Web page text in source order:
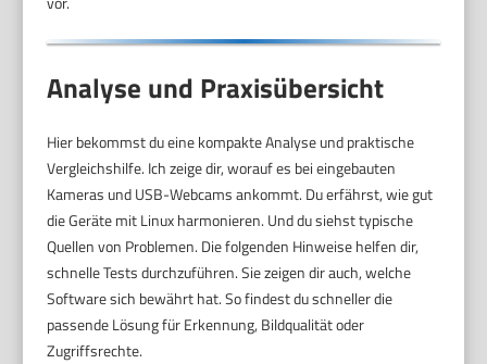
Analyse und Praxisübersicht
Hier bekommst du eine kompakte Analyse und praktische
Vergleichshilfe. Ich zeige dir, worauf es bei eingebauten
Kameras und USB-Webcams ankommt. Du erfährst, wie gut
die Geräte mit Linux harmonieren. Und du siehst typische
Quellen von Problemen. Die folgenden Hinweise helfen dir,
schnelle Tests durchzuführen. Sie zeigen dir auch, welche
Software sich bewährt hat. So findest du schneller die
passende Lösung für Erkennung, Bildqualität oder
Zugriffsrechte.